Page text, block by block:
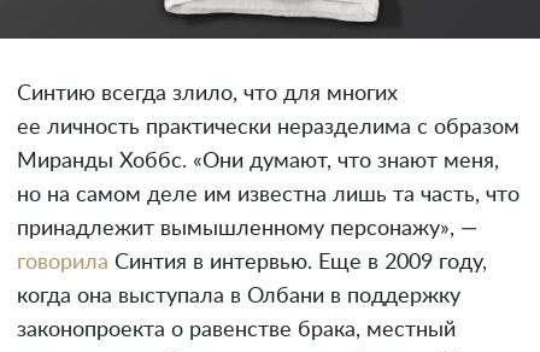
Синтию всегда злило, что для многих
ее личность практически неразделима с образом
Миранды Хоббс. «Они думают, что знают меня,
но на самом деле им известна лишь та часть, что
принадлежит вымышленному персонажу», —
говорила Синтия в интервью. Еще в 2009 году,
когда она выступала в Олбани в поддержку
законопроекта о равенстве брака, местный